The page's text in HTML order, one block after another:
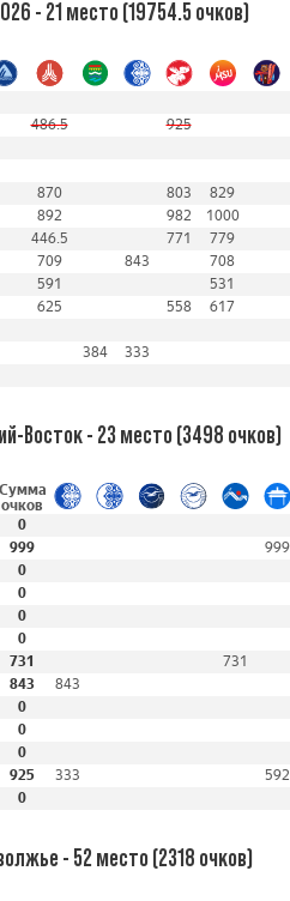
- 21 место (19754.5 очков)
486.5
925
870 803
829
892 982
1000
446.5 771
779
709 843
708
591
531
625 558
617
384
333
Восток - 23 место (3498 очков)
Сумма
очков
0
999
999
0
0
0
0
731
731
843
843
0
0
0
925 333
592
0
- 52 место (2318 очков)